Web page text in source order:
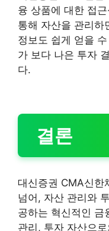
융 상품에 대한 접
통해 자산을 관리하
정보도 쉽게 얻을
가 보다 나은 투자
다.
결론
대신증권 CMA신한
넘어, 자산 관리와
공하는 혁신적인 금
관리, 투자 자산으